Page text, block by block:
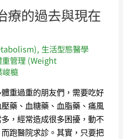
療的過去與現在
, 生活型態醫學
重管理 (Weight
峻榳
重過重的朋友們，需要吃好
藥、血糖藥、血脂藥、痛風
，經常造成很多困擾，動不
跑醫院求診。其實，只要把